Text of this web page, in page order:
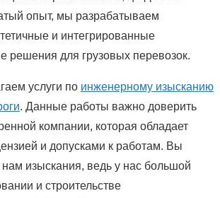
опыт, мы разрабатываем
и интегрированные
решения для грузовых перевозок.
услуги по инженерному изысканию
. Данные работы важно доверить
компании, которая обладает
и допусками к работам. Вы
изыскания, ведь у нас большой
и строительстве